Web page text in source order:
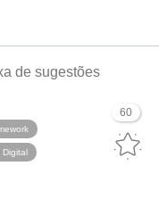
60
de sugestões
Digital